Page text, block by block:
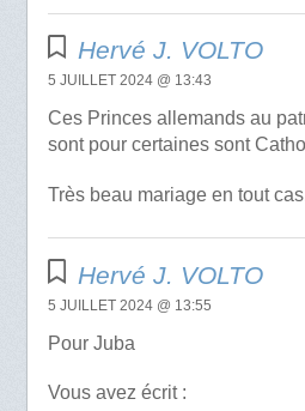
Hervé J. VOLTO
5 JUILLET 2024 @ 13:43
Ces Princes allemands au
sont pour certaines sont
Très beau mariage en tout
Hervé J. VOLTO
5 JUILLET 2024 @ 13:55
Pour Juba
Vous avez écrit :